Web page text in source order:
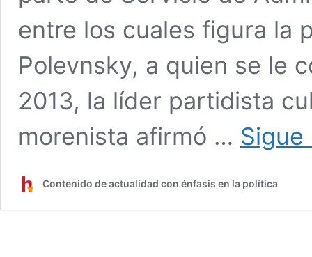
entre los cuales figura la
Polevnsky, a quien se le
2013, la líder partidista
morenista afirmó … Sigue
Contenido de actualidad con énfasis en la política